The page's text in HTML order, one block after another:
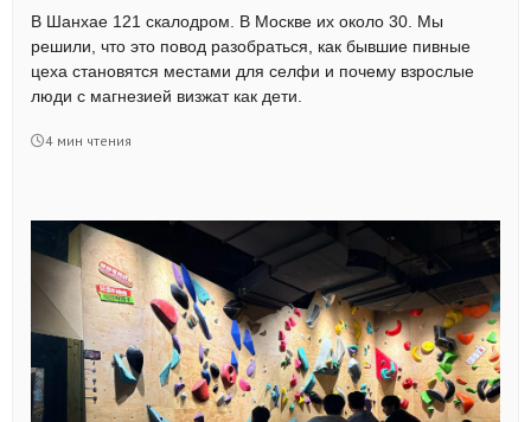
В Шанхае 121 скалодром. В Москве их около 30. Мы
решили, что это повод разобраться, как бывшие пивные
цеха становятся местами для селфи и почему взрослые
люди с магнезией визжат как дети.
4 мин чтения